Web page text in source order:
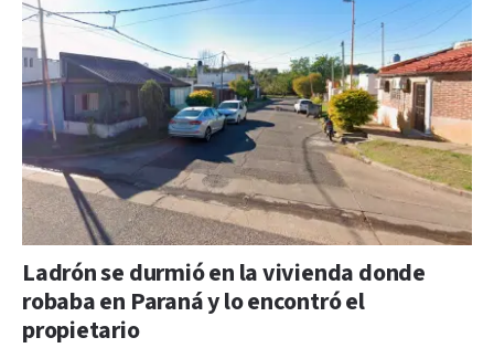
Ladrón se durmió en la vivienda donde
robaba en Paraná y lo encontró el
propietario